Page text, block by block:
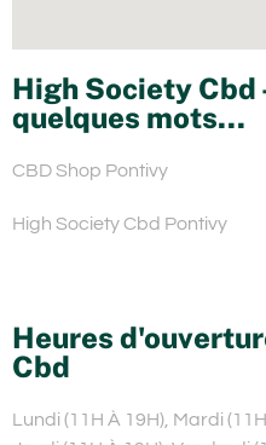
High Society Cbd
quelques mots...
CBD Shop Pontivy
High Society Cbd Pontivy
Heures
Cbd
Lundi (11H À 19H), Mardi